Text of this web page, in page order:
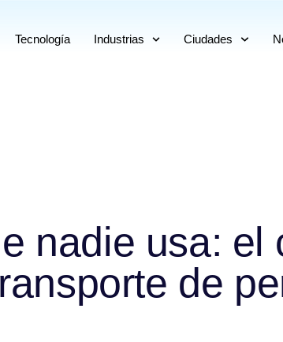
Tecnología Industrias Ciudades
nadie usa: el
de